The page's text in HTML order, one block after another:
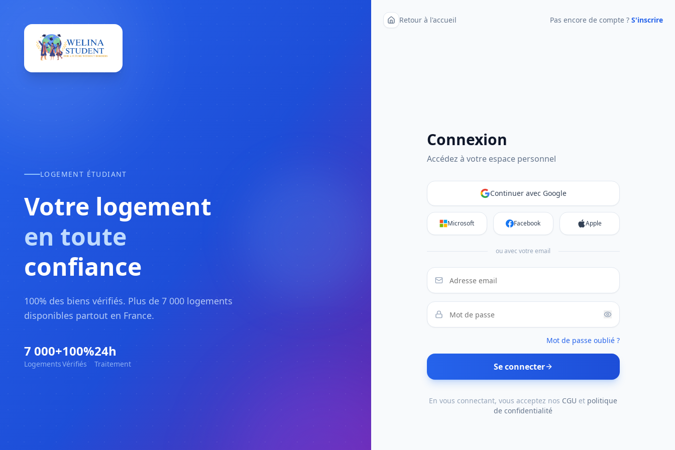
LOGEMENT ÉTUDIANT
Votre logement
en toute
confiance
100% des biens vérifiés. Plus de 7 000 logements
disponibles partout en France.
7 000+
Logements
100%
Vérifiés
24h
Traitement
Retour à l'accueil Pas encore de compte ? S'inscrire
Connexion
Accédez à votre espace personnel
Continuer avec Google
Microsoft Facebook Apple
ou avec votre email
Mot de passe oublié ?
Se connecter
En vous connectant, vous acceptez nos CGU et politique
de confidentialité